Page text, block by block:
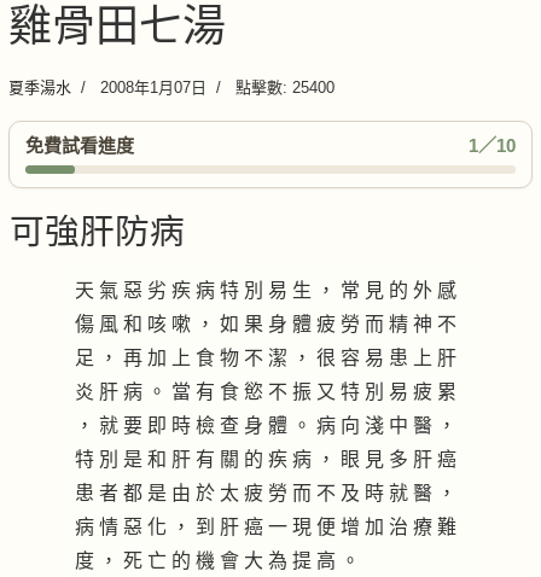
雞骨田七湯
夏季湯水 2008年1月07日 點擊數: 25400
免費試看進度 1／10
可強肝防病
天 氣 惡 劣 疾 病 特 別 易 生 ， 常 見 的 外 感
傷 風 和 咳 嗽 ， 如 果 身 體 疲 勞 而 精 神 不
足 ， 再 加 上 食 物 不 潔 ， 很 容 易 患 上 肝
炎 肝 病 。 當 有 食 慾 不 振 又 特 別 易 疲 累
， 就 要 即 時 檢 查 身 體 。 病 向 淺 中 醫 ，
特 別 是 和 肝 有 關 的 疾 病 ， 眼 見 多 肝 癌
患 者 都 是 由 於 太 疲 勞 而 不 及 時 就 醫 ，
病 情 惡 化 ， 到 肝 癌 一 現 便 增 加 治 療 難
度 ， 死 亡 的 機 會 大 為 提 高 。